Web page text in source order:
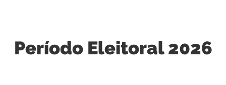
Período Eleitoral 2026